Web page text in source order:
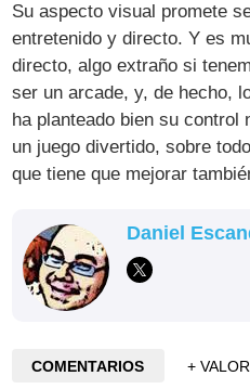
Su aspecto visual promete
entretenido y directo. Y es
directo, algo extraño si
ser un arcade, y, de hecho,
ha planteado bien su
un juego divertido, sobre
que tiene que mejorar
Daniel
COMENTARIOS
+